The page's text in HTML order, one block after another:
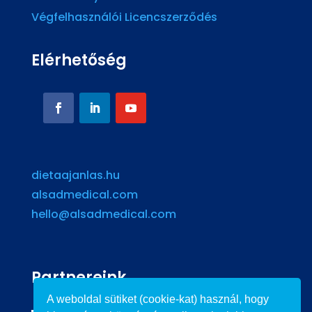
Végfelhasználói Licencszerződés
Elérhetőség
dietaajanlas.hu
alsadmedical.com
hello@alsadmedical.com
Partnereink
A weboldal sütiket (cookie-kat) használ, hogy